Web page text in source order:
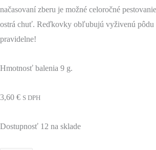
načasovaní zberu je možné celoročné
ostrá chuť. Reďkovky obľubujú vyživenú
pravidelne!
Hmotnosť balenia 9 g.
3,60 € S DPH
Dostupnosť 12 na sklade